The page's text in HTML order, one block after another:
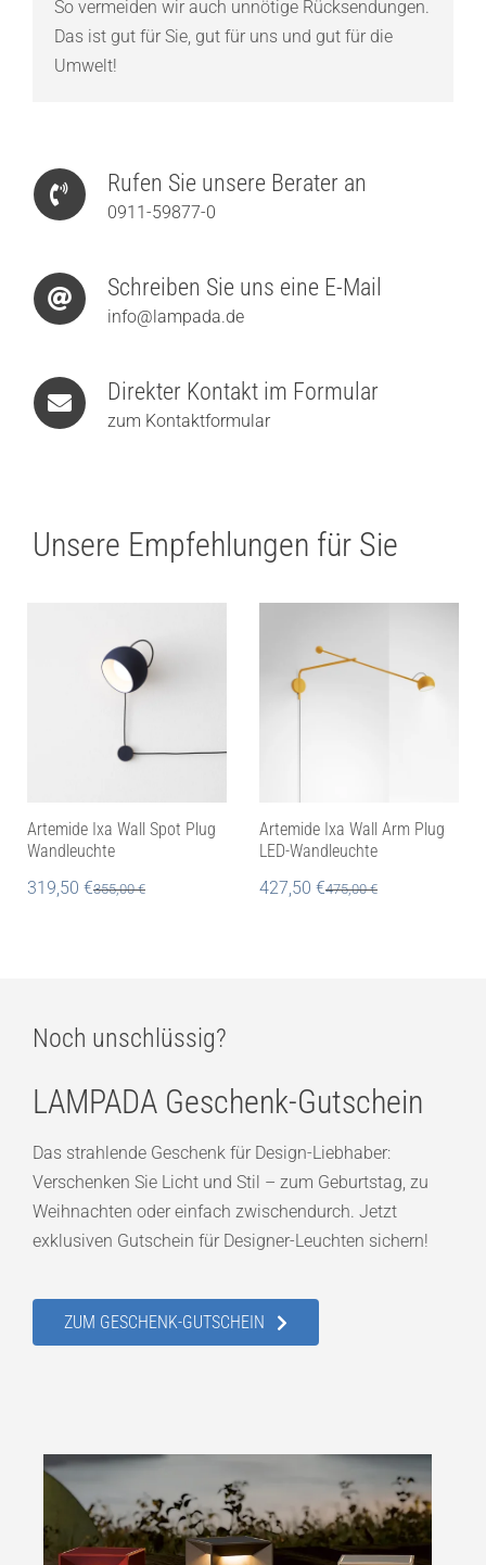
So vermeiden wir auch unnötige Rücksendungen.
Das ist gut für Sie, gut für uns und gut für die
Umwelt!
Rufen Sie unsere Berater an
0911-59877-0
Schreiben Sie uns eine E-Mail
info@lampada.de
Direkter Kontakt im Formular
zum Kontaktformular
Unsere Empfehlungen für Sie
Artemide Ixa Wall Spot Plug
Wandleuchte
319,50 €355,00€
Artemide Ixa Wall Arm Plug
LED-Wandleuchte
427,50 €475,00€
Noch unschlüssig?
LAMPADA Geschenk-Gutschein
Das strahlende Geschenk für Design-Liebhaber:
Verschenken Sie Licht und Stil – zum Geburtstag, zu
Weihnachten oder einfach zwischendurch. Jetzt
exklusiven Gutschein für Designer-Leuchten sichern!
ZUM GESCHENK-GUTSCHEIN